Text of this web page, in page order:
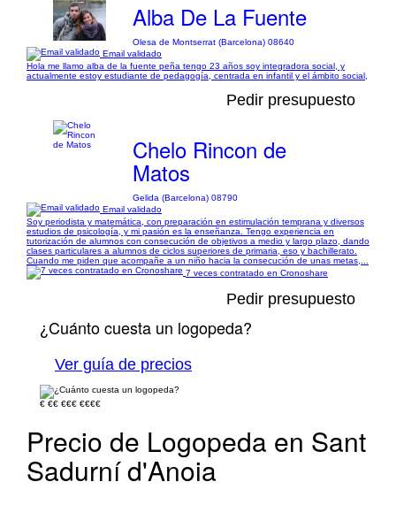
Alba De La Fuente
Olesa de Montserrat (Barcelona) 08640
Email validado
Hola me llamo alba de la fuente peña tengo 23 años soy integradora social, y
actualmente estoy estudiante de pedagogía, centrada en infantil y el ámbito social,
Pedir presupuesto
Chelo Rincon de
Matos
Gelida (Barcelona) 08790
Email validado
Soy periodista y matemática, con preparación en estimulación temprana y diversos
estudios de psicología, y mi pasión es la enseñanza. Tengo experiencia en
tutorización de alumnos con consecución de objetivos a medio y largo plazo, dando
clases particulares a alumnos de ciclos superiores de primaria, eso y bachillerato.
Cuando me piden que acompañe a un niño hacia la consecución de unas metas,...
7 veces contratado en Cronoshare
Pedir presupuesto
¿Cuánto cuesta un logopeda?
Ver guía de precios
€ €€ €€€ €€€€
Precio de Logopeda en Sant
Sadurní d'Anoia